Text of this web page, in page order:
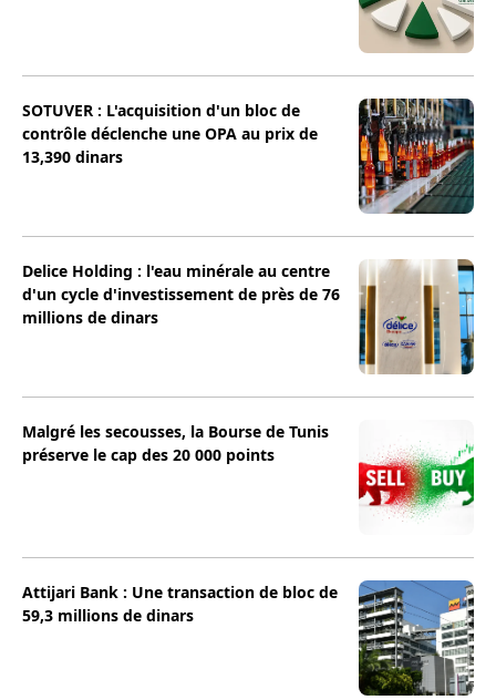
SOTUVER : L'acquisition d'un bloc de
contrôle déclenche une OPA au prix de
13,390 dinars
Delice Holding : l'eau minérale au centre
d'un cycle d'investissement de près de 76
millions de dinars
Malgré les secousses, la Bourse de Tunis
préserve le cap des 20 000 points
Attijari Bank : Une transaction de bloc de
59,3 millions de dinars